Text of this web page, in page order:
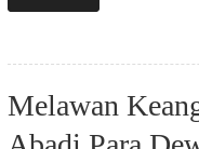
Melawan